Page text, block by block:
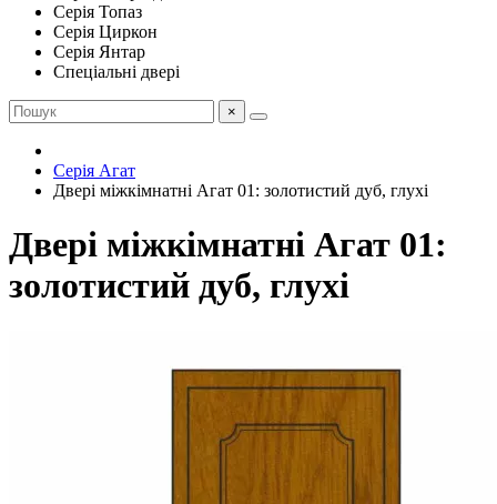
Серія Топаз
Серія Циркон
Серія Янтар
Спеціальні двері
×
Серія Агат
Двері міжкімнатні Агат 01: золотистий дуб, глухі
Двері міжкімнатні Агат 01:
золотистий дуб, глухі